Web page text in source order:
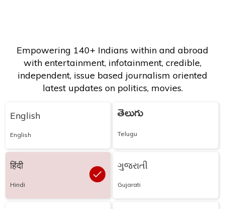
Empowering 140+ Indians within and abroad
with entertainment, infotainment, credible,
independent, issue based journalism oriented
latest updates on politics, movies.
English
English
తెలుగు
Telugu
हिंदी
Hindi
ગુજરાતી
Gujarati